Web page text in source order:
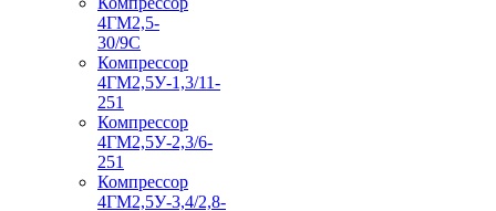
4ГМ2,5-
30/9С
Компрессор
4ГМ2,5У-1,3/11-
251
Компрессор
4ГМ2,5У-2,3/6-
251
Компрессор
4ГМ2,5У-3,4/2,8-